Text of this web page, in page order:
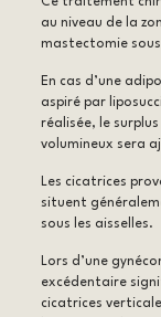
au niveau de la
mastectomie
En cas d’une
aspiré par
réalisée, le
volumineux sera
Les cicatrices
situent
sous les aisselles.
Lors d’une
excédentaire
cicatrices